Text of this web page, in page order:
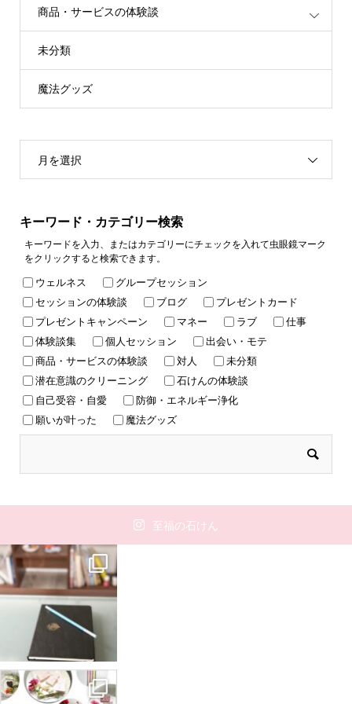
商品・サービスの体験談
未分類
魔法グッズ
月を選択
キーワード・カテゴリー検索
キーワードを入力、またはカテゴリーにチェックを入れて虫眼鏡マーク
をクリックすると検索できます。
ウェルネス
グループセッション
セッションの体験談
ブログ
プレゼントカード
プレゼントキャンペーン
マネー ラブ
仕事
体験談集
個人セッション
出会い・モテ
商品・サービスの体験談
対人
未分類
潜在意識のクリーニング
石けんの体験談
自己受容・自愛
防御・エネルギー浄化
願いが叶った
魔法グッズ
至福の石けん